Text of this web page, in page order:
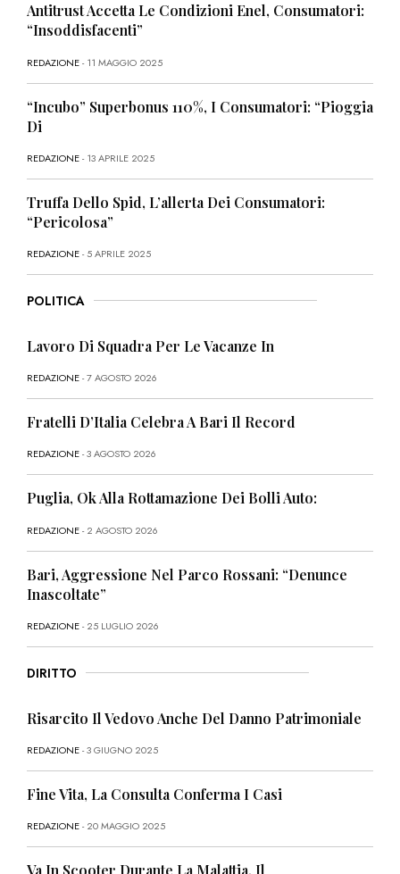
Antitrust Accetta Le Condizioni Enel, Consumatori:
“Insoddisfacenti”
REDAZIONE- 11 MAGGIO 2025
“Incubo” Superbonus 110%, I Consumatori: “Pioggia
Di
REDAZIONE- 13 APRILE 2025
Truffa Dello Spid, L’allerta Dei Consumatori:
“Pericolosa”
REDAZIONE- 5 APRILE 2025
POLITICA
Lavoro Di Squadra Per Le Vacanze In
REDAZIONE- 7 AGOSTO 2026
Fratelli D’Italia Celebra A Bari Il Record
REDAZIONE- 3 AGOSTO 2026
Puglia, Ok Alla Rottamazione Dei Bolli Auto:
REDAZIONE- 2 AGOSTO 2026
Bari, Aggressione Nel Parco Rossani: “Denunce
Inascoltate”
REDAZIONE- 25 LUGLIO 2026
DIRITTO
Risarcito Il Vedovo Anche Del Danno Patrimoniale
REDAZIONE- 3 GIUGNO 2025
Fine Vita, La Consulta Conferma I Casi
REDAZIONE- 20 MAGGIO 2025